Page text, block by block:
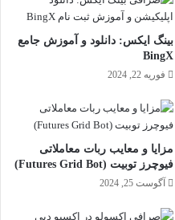
بینگ ایکس: دانلود و آموزش جامع
BingX
فوریه 22, 2024
مزایا و معایب ربات معاملاتی
فیوچرز توبیت (Futures Grid Bot)
آگوست 25, 2024